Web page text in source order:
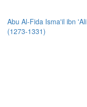
Abu Al-Fida Isma'il ibn 'Ali
(1273-1331)